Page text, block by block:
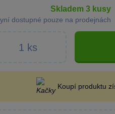
skladem 3 kusy
dostupné pouze na prodejnách
Koupí produktu